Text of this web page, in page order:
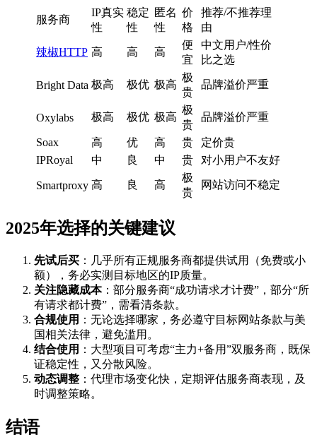
服务商
IP真实
性
稳定
性
匿名
性
价
格
推荐/不推荐理
由
辣椒HTTP 高 高 高
便
宜
中文用户/性价
比之选
Bright Data 极高 极优 极高
极
贵
品牌溢价严重
Oxylabs 极高 极优 极高
极
贵
品牌溢价严重
Soax 高 优 高 贵
定价贵
IPRoyal
中 良 中 贵 对小用户不友好
Smartproxy 高 良 高
极
贵
网站访问不稳定
2025年选择的关键建议
先试后买 ：几乎所有正规服务商都提供试用（免费或小
额），务必实测目标地区的IP质量。
关注隐藏成本：部分服务商“成功请求才计费”，部分“所
有请求都计费”，需看清条款。
合规使用 ：无论选择哪家，务必遵守目标网站条款与美
国相关法律，避免滥用。
结合使用 ：大型项目可考虑“主力+备用”双服务商，既保
证稳定性，又分散风险。
动态调整 ：代理市场变化快，定期评估服务商表现，及
时调整策略。
结语